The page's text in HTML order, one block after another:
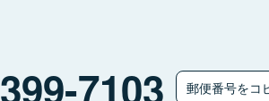
399-7103 郵便番号をコ